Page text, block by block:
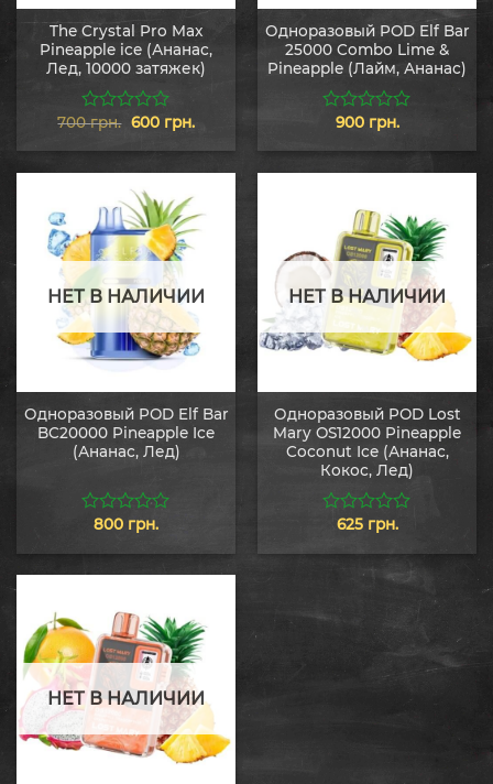
The Crystal Pro Max
Pineapple ice (Ананас,
Лед, 10000 затяжек)
0
700грн. Первоначальная
составляла
600 грн.Текущая
600 грн..
Одноразовый POD Elf Bar
25000 Combo Lime &
Pineapple (Лайм, Ананас)
900 грн.
НЕТ В НАЛИЧИИ
Одноразовый POD Elf Bar
BC20000 Pineapple Ice
(Ананас, Лед)
800 грн.
НЕТ В НАЛИЧИИ
Одноразовый POD Lost
Mary OS12000 Pineapple
Coconut Ice (Ананас,
Кокос, Лед)
625 грн.
НЕТ В НАЛИЧИИ